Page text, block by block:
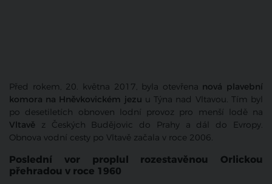
Před rokem, 20. května 2017, byla otevřena nová plavební
komora na Hněvkovickém jezu u Týna nad Vltavou. Tím byl
po desetiletích obnoven lodní provoz pro menší lodě na
Vltavě z Českých Budějovic do Prahy a dál do Evropy.
Obnova vodní cesty po Vltavě začala v roce 2006.
Poslední vor proplul rozestavěnou Orlickou
přehradou v roce 1960